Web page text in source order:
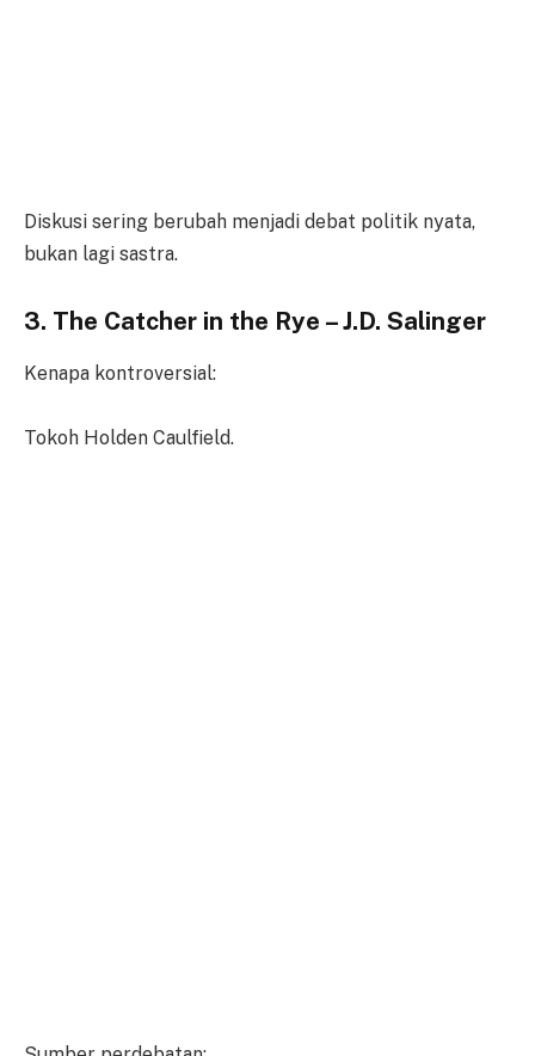
Diskusi sering berubah menjadi debat politik nyata,
bukan lagi sastra.
3. The Catcher in the Rye – J.D. Salinger
Kenapa kontroversial:
Tokoh Holden Caulfield.